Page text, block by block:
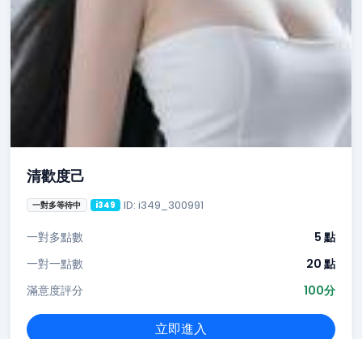
清歡度己
一對多等待中 i349 ID: i349_300991
一對多點數
5 點
一對一點數
20 點
滿意度評分
100分
立即進入